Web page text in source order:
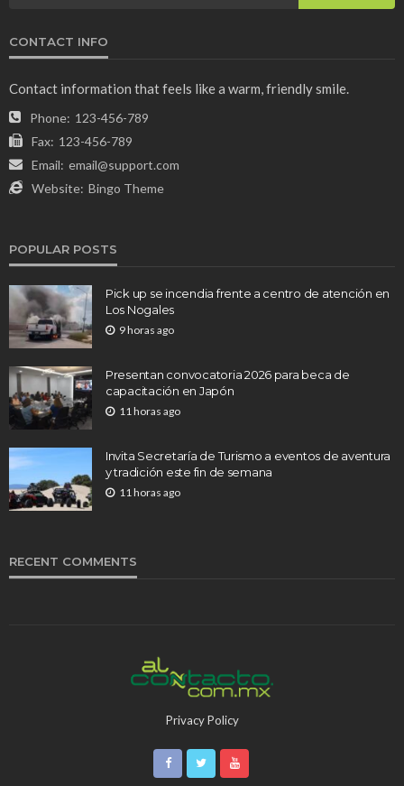
CONTACT INFO
Contact information that feels like a warm, friendly smile.
Phone: 123-456-789
Fax: 123-456-789
Email: email@support.com
Website: Bingo Theme
POPULAR POSTS
Pick up se incendia frente a centro de atención en
Los Nogales
9 horas ago
Presentan convocatoria 2026 para beca de
capacitación en Japón
11 horas ago
Invita Secretaría de Turismo a eventos de aventura
y tradición este fin de semana
11 horas ago
RECENT COMMENTS
Privacy Policy